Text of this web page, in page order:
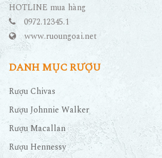
HOTLINE mua hàng
0972.12345.1
www.ruoungoai.net
DANH MỤC RƯỢU
Rượu Chivas
Rượu Johnnie Walker
Rượu Macallan
Rượu Hennessy